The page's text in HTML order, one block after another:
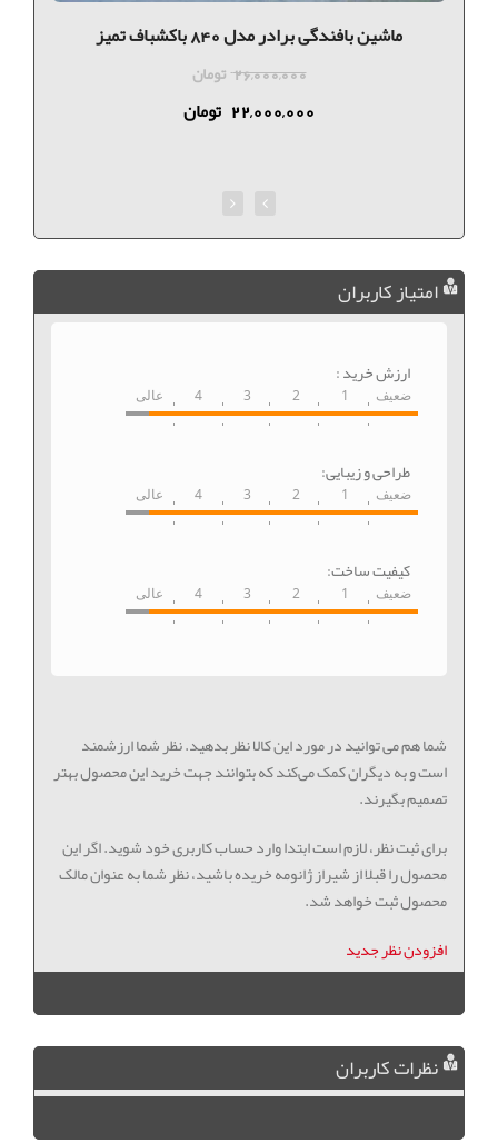
ماشین بافندگی برادر مدل 840 باکشباف تميز
26,000,000 تومان
22,000,000 تومان
امتیاز کاربران
ارزش خرید :
ضعیف 1
2
3
4 عالی
طراحی و زیبایی:
ضعیف 1
2
3
4 عالی
کیفیت ساخت:
ضعیف 1
2
3
4 عالی
شما هم می توانید در مورد این کالا نظر بدهید. نظر شما ارزشمند
است و به دیگران کمک می‌کند که بتوانند جهت خرید این محصول بهتر
تصمیم بگیرند.
برای ثبت نظر، لازم است ابتدا وارد حساب کاربری خود شوید. اگر این
محصول را قبلا از شیراز ژانومه خریده باشید، نظر شما به عنوان مالک
محصول ثبت خواهد شد.
افزودن نظر جدید
نظرات کاربران